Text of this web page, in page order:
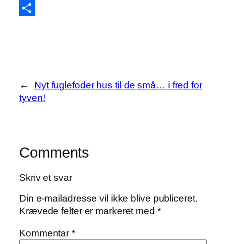
Twitter
←
Nyt fuglefoder hus til de små… i fred for
tyven!
Comments
Skriv et svar
Din e-mailadresse vil ikke blive publiceret.
Krævede felter er markeret med *
Kommentar*